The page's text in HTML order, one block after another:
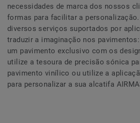
necessidades de marca dos nossos
formas para facilitar a
diversos serviços suportados por
traduzir a imaginação nos
um pavimento exclusivo com os
utilize a tesoura de precisão sónica
pavimento vinílico ou utilize a
para personalizar a sua alcatifa